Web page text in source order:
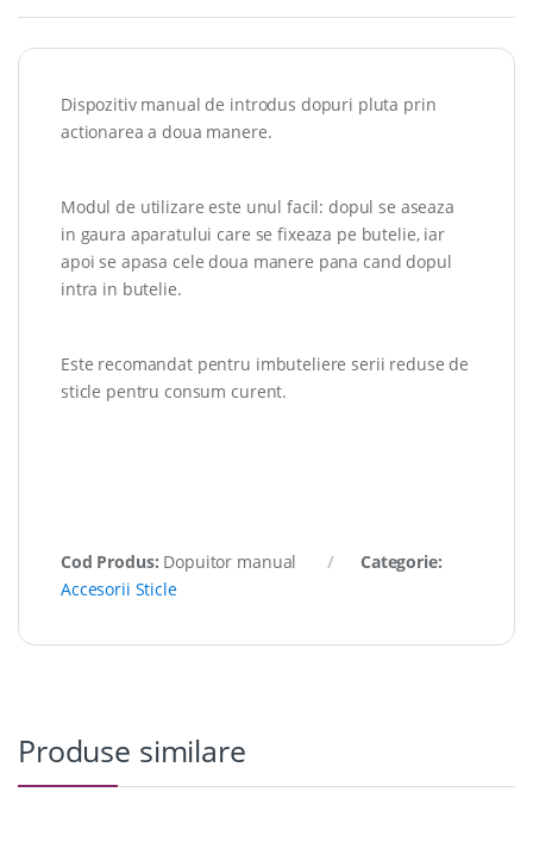
Dispozitiv manual de introdus dopuri pluta prin
actionarea a doua manere.
Modul de utilizare este unul facil: dopul se aseaza
in gaura aparatului care se fixeaza pe butelie, iar
apoi se apasa cele doua manere pana cand dopul
intra in butelie.
Este recomandat pentru imbuteliere serii reduse de
sticle pentru consum curent.
Cod Produs: Dopuitor manual
Categorie:
Accesorii Sticle
Produse similare